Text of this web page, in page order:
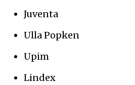
Juventa
Ulla Popken
Upim
Lindex